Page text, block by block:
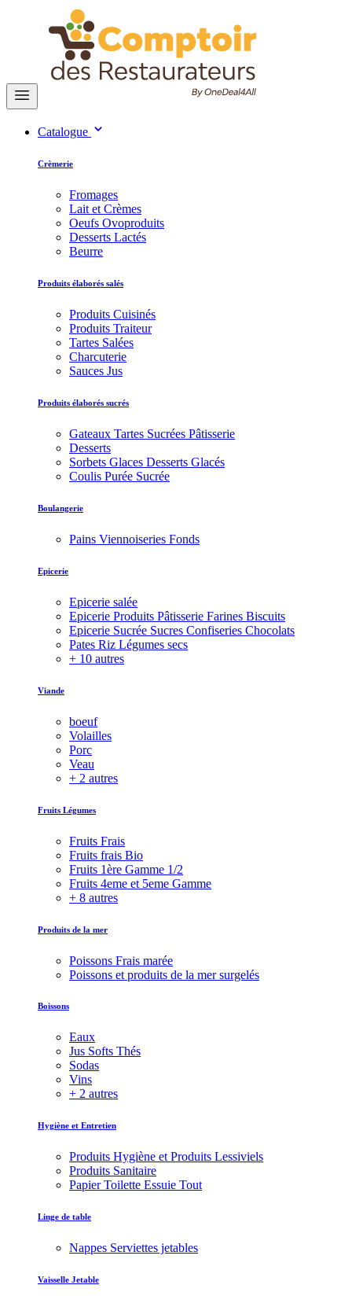
Catalogue
Crèmerie
Fromages
Lait et Crèmes
Oeufs Ovoproduits
Desserts Lactés
Beurre
Produits élaborés salés
Produits Cuisinés
Produits Traiteur
Tartes Salées
Charcuterie
Sauces Jus
Produits élaborés sucrés
Gateaux Tartes Sucrées Pâtisserie
Desserts
Sorbets Glaces Desserts Glacés
Coulis Purée Sucrée
Boulangerie
Pains Viennoiseries Fonds
Epicerie
Epicerie salée
Epicerie Produits Pâtisserie Farines Biscuits
Epicerie Sucrée Sucres Confiseries Chocolats
Pates Riz Légumes secs
+ 10 autres
Viande
boeuf
Volailles
Porc
Veau
+ 2 autres
Fruits Légumes
Fruits Frais
Fruits frais Bio
Fruits 1ère Gamme 1/2
Fruits 4eme et 5eme Gamme
+ 8 autres
Produits de la mer
Poissons Frais marée
Poissons et produits de la mer surgelés
Boissons
Eaux
Jus Softs Thés
Sodas
Vins
+ 2 autres
Hygiène et Entretien
Produits Hygiène et Produits Lessiviels
Produits Sanitaire
Papier Toilette Essuie Tout
Linge de table
Nappes Serviettes jetables
Vaisselle Jetable